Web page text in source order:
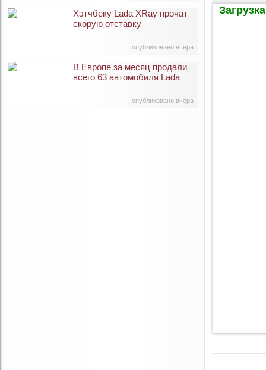
опубликовано вчера
Хэтчбеку Lada XRay прочат
скорую отставку
опубликовано вчера
В Европе за месяц продали
всего 63 автомобиля Lada